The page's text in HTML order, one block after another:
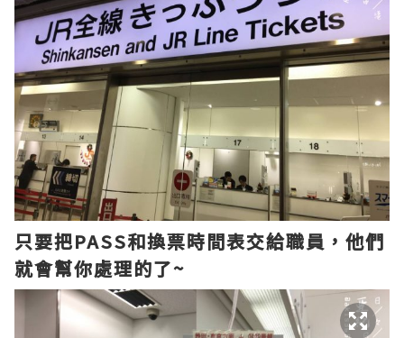
只要把PASS和換票時間表交給職員，他們
就會幫你處理的了~